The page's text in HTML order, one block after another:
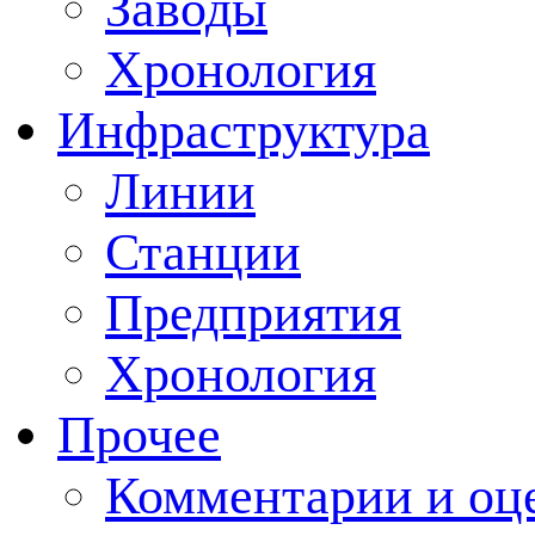
Хронология
Инфраструктура
Линии
Станции
Предприятия
Хронология
Прочее
Комментарии и